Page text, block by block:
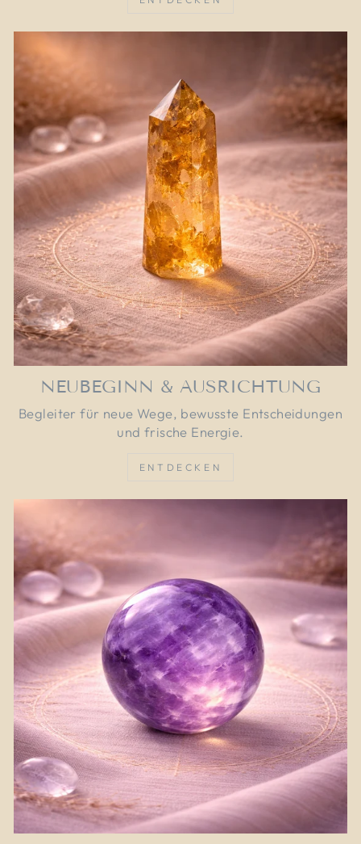
NEUBEGINN & AUSRICHTUNG
Begleiter für neue Wege, bewusste Entscheidungen
und frische Energie.
ENTDECKEN